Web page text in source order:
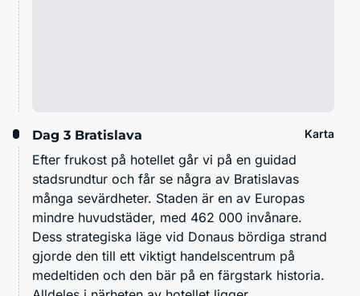
Dag 3 Bratislava Karta
Efter frukost på hotellet går vi på en guidad
stadsrundtur och får se några av Bratislavas
många sevärdheter. Staden är en av Europas
mindre huvudstäder, med 462 000 invånare.
Dess strategiska läge vid Donaus bördiga strand
gjorde den till ett viktigt handelscentrum på
medeltiden och den bär på en färgstark historia.